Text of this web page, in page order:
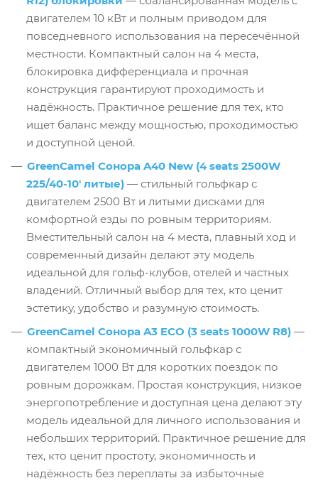
двигателем 10 кВт и полным приводом для
повседневного использования на пересечённой
местности. Компактный салон на 4 места,
блокировка дифференциала и прочная
конструкция гарантируют проходимость и
надёжность. Практичное решение для тех, кто
ищет баланс между мощностью, проходимостью
и доступной ценой.
GreenCamel Сонора A40 New (4 seats 2500W
225/40-10' литые) — стильный гольфкар с
двигателем 2500 Вт и литыми дисками для
комфортной езды по ровным территориям.
Вместительный салон на 4 места, плавный ход и
современный дизайн делают эту модель
идеальной для гольф-клубов, отелей и частных
владений. Отличный выбор для тех, кто ценит
эстетику, удобство и разумную стоимость.
GreenCamel Сонора A3 ECO (3 seats 1000W R8) —
компактный экономичный гольфкар с
двигателем 1000 Вт для коротких поездок по
ровным дорожкам. Простая конструкция, низкое
энергопотребление и доступная цена делают эту
модель идеальной для личного использования и
небольших территорий. Практичное решение для
тех, кто ценит простоту, экономичность и
надёжность без переплаты за избыточные